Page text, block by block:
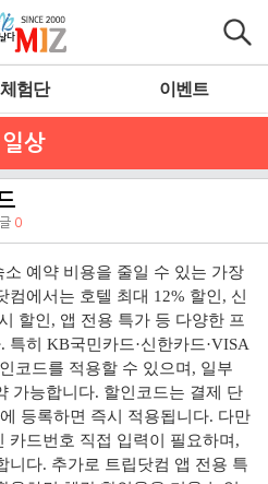
체험단 이벤트
일상
0
소 예약 비용을 줄일 수 있는 가장
에서는 호텔 최대 12% 할인, 신
할인, 앱 전용 특가 등 다양한 프
특히 KB국민카드·신한카드·VISA
코드를 적용할 수 있으며, 일부
가능합니다. 할인코드는 결제 단
등록하면 즉시 적용됩니다. 다만
카드번호 직접 입력이 필요하며,
니다. 추가로 트립닷컴 앱 전용 특